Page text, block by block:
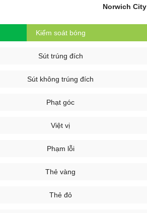
Norwich City
Kiểm soát bóng
Sút trúng đích
Sút không trúng đích
Phạt góc
Việt vị
Phạm lỗi
Thẻ vàng
Thẻ đỏ